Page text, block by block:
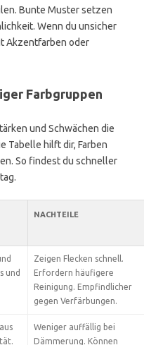
Bunte Muster setzen
Wenn du unsicher
Akzentfarben oder
Farbgruppen
und Schwächen die
Tabelle hilft dir, Farben
So findest du schneller
NACHTEILE
und
Zeigen Flecken schnell.
Erfordern häufigere
Reinigung. Empfindlicher
gegen Verfärbungen.
Weniger auffällig bei
Dämmerung. Können